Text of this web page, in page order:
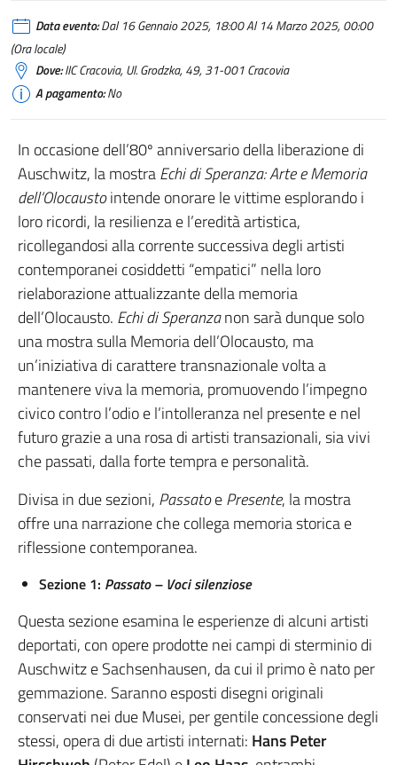
Data evento:Dal 16 Gennaio 2025, 18:00 Al 14 Marzo 2025, 00:00
(Ora locale)
Dove:IIC Cracovia, Ul. Grodzka, 49, 31-001 Cracovia
A pagamento:No
In occasione dell’80º anniversario della liberazione di
Auschwitz, la mostraEchi di Speranza: Arte e Memoria
dell’Olocaustointende onorare le vittime esplorando i
loro ricordi, la resilienza e l’eredità artistica,
ricollegandosi alla corrente successiva degli artisti
contemporanei cosiddetti “empatici” nella loro
rielaborazione attualizzante della memoria
dell’Olocausto. Echi di Speranzanon sarà dunque solo
una mostra sulla Memoria dell’Olocausto, ma
un’iniziativa di carattere transnazionale volta a
mantenere viva la memoria, promuovendo l’impegno
civico contro l’odio e l’intolleranza nel presente e nel
futuro grazie a una rosa di artisti transazionali, sia vivi
che passati, dalla forte tempra e personalità.
Divisa in due sezioni, PassatoePresente, la mostra
offre una narrazione che collega memoria storica e
riflessione contemporanea.
Sezione 1: Passato – Voci silenziose
Questa sezione esamina le esperienze di alcuni artisti
deportati, con opere prodotte nei campi di sterminio di
Auschwitz e Sachsenhausen, da cui il primo è nato per
gemmazione. Saranno esposti disegni originali
conservati nei due Musei, per gentile concessione degli
stessi, opera di due artisti internati: Hans Peter